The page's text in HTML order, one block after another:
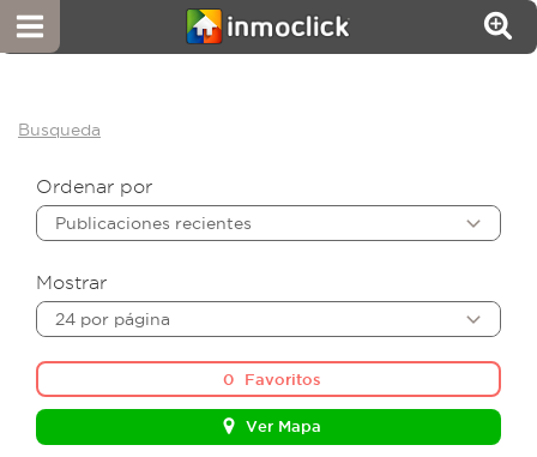
Busqueda
Ordenar por
Publicaciones recientes
Mostrar
24 por página
0 Favoritos
Ver Mapa